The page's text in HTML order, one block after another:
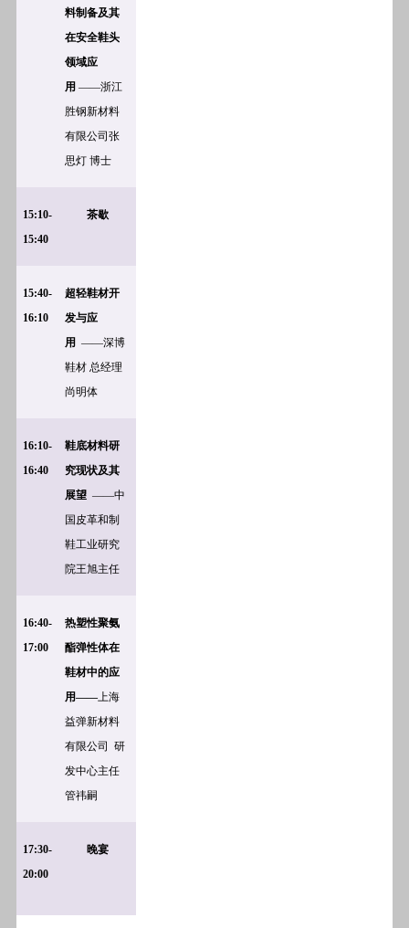
料制备及其
在安全鞋头
领域应
用 ——浙江
胜钢新材料
有限公司张
思灯 博士
15:10-
15:40
茶歇
15:40-
16:10
超轻鞋材开
发与应
用 ——深博
鞋材 总经理
尚明体
16:10-
16:40
鞋底材料研
究现状及其
展望 ——中
国皮革和制
鞋工业研究
院王旭主任
16:40-
17:00
热塑性聚氨
酯弹性体在
鞋材中的应
用——上海
益弹新材料
有限公司 研
发中心主任
管祎嗣
17:30-
20:00
晚宴